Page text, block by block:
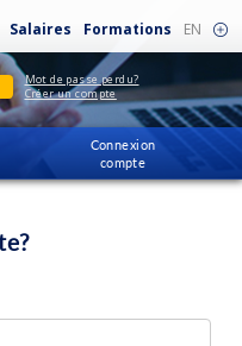
Salaires Formations EN
Mot de passe perdu?
Créer un compte
Connexion
compte